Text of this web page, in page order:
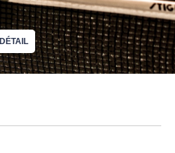
DÉTAIL